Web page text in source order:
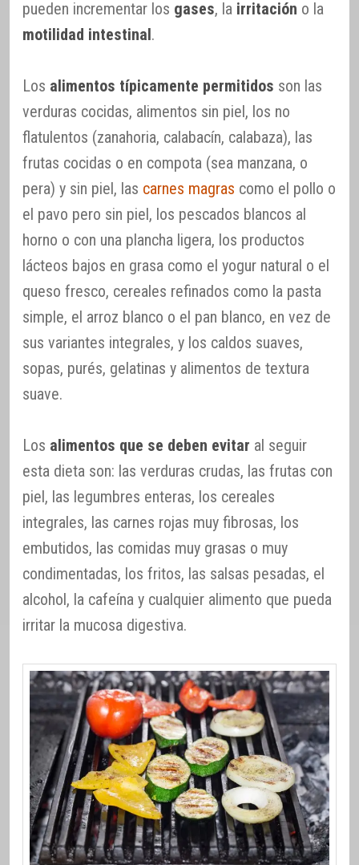
pueden incrementar los gases, la irritación o la
motilidad intestinal.
Los alimentos típicamente permitidos son las
verduras cocidas, alimentos sin piel, los no
flatulentos (zanahoria, calabacín, calabaza), las
frutas cocidas o en compota (sea manzana, o
pera) y sin piel, las carnes magras como el pollo o
el pavo pero sin piel, los pescados blancos al
horno o con una plancha ligera, los productos
lácteos bajos en grasa como el yogur natural o el
queso fresco, cereales refinados como la pasta
simple, el arroz blanco o el pan blanco, en vez de
sus variantes integrales, y los caldos suaves,
sopas, purés, gelatinas y alimentos de textura
suave.
Los alimentos que se deben evitar al seguir
esta dieta son: las verduras crudas, las frutas con
piel, las legumbres enteras, los cereales
integrales, las carnes rojas muy fibrosas, los
embutidos, las comidas muy grasas o muy
condimentadas, los fritos, las salsas pesadas, el
alcohol, la cafeína y cualquier alimento que pueda
irritar la mucosa digestiva.